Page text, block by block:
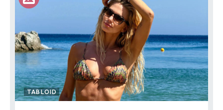
TABLOID